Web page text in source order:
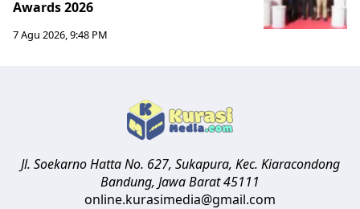
Awards 2026
7 Agu 2026, 9:48 PM
Jl. Soekarno Hatta No. 627, Sukapura, Kec. Kiaracondong
Bandung, Jawa Barat45111
online.kurasimedia@gmail.com